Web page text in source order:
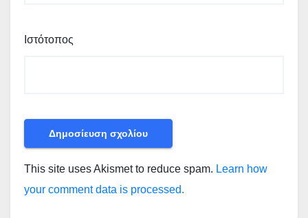
Ιστότοπος
This site uses Akismet to reduce spam. Learn how
your comment data is processed.